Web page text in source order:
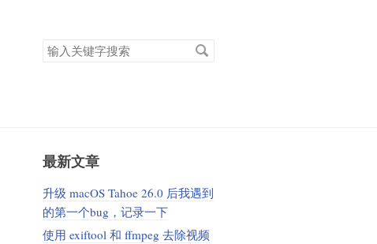
搜
索
最新文章
升级 macOS Tahoe 26.0 后我遇到
的第一个bug，记录一下
使用 exiftool 和 ffmpeg 去除视频